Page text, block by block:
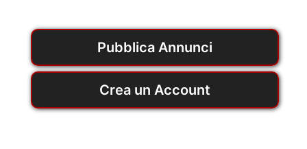
Pubblica Annunci
Crea un Account